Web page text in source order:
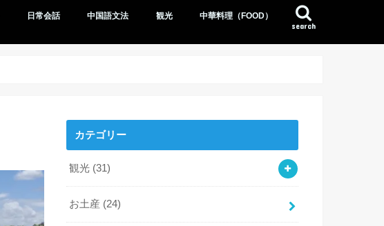
search
日常会話 中国語文法 観光 中華料理（FOOD）
カテゴリー
観光 (31)
お土産 (24)